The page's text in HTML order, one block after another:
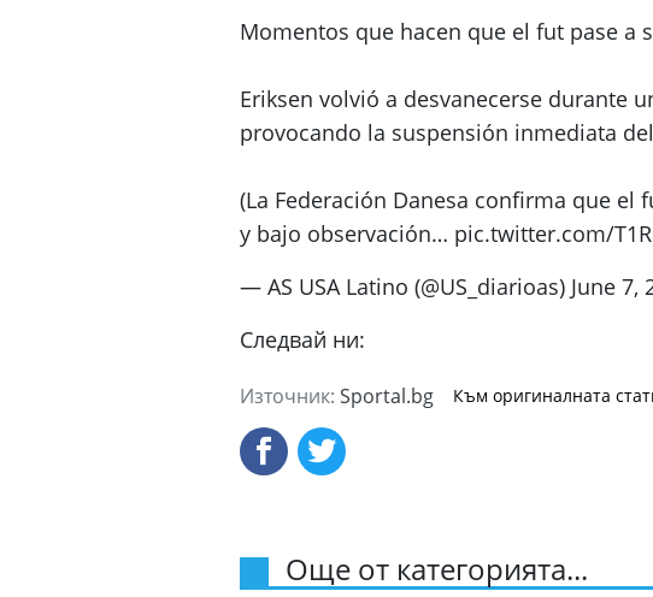
Momentos que hacen que el fut pase a
Eriksen volvió a desvanecerse durante
provocando la suspensión inmediata
(La Federación Danesa confirma que el
y bajo observación… pic.twitter.com/
— AS USA Latino (@US_diarioas) June 7,
Следвай ни:
Източник: Sportal.bg Към оригиналната
Още от категорията...